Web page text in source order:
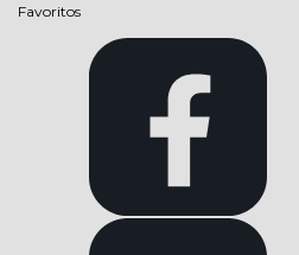
Favoritos